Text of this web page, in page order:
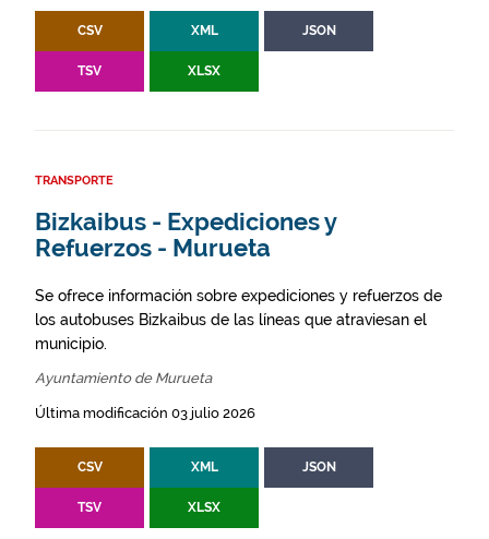
CSV XML JSON
TSV XLSX
TRANSPORTE
Bizkaibus - Expediciones y
Refuerzos - Murueta
Se ofrece información sobre expediciones y refuerzos de
los autobuses Bizkaibus de las líneas que atraviesan el
municipio.
Ayuntamiento de Murueta
Última modificación 03 julio 2026
CSV XML JSON
TSV XLSX